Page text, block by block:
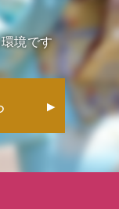
境です
▶︎